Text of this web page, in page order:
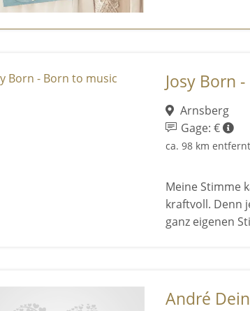
Josy Born
Arnsberg
Gage: €
ca. 98 km entfernt
Meine Stimme
kraftvoll. Denn
ganz eigenen
André